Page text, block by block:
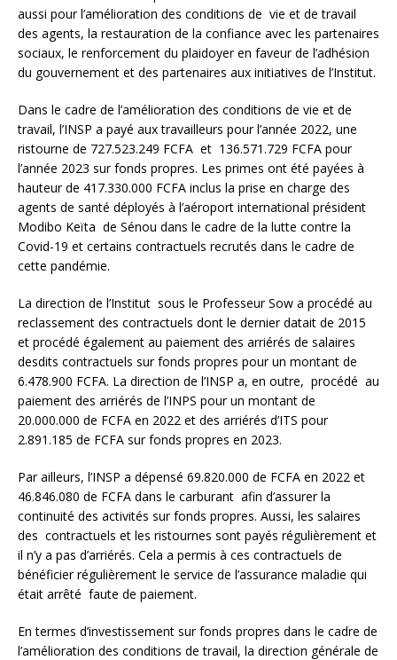
aussi pour l’amélioration des conditions de vie et de travail
des agents, la restauration de la confiance avec les partenaires
sociaux, le renforcement du plaidoyer en faveur de l’adhésion
du gouvernement et des partenaires aux initiatives de l’Institut.
Dans le cadre de l’amélioration des conditions de vie et de
travail, l’INSP a payé aux travailleurs pour l’année 2022, une
ristourne de 727.523.249 FCFA et 136.571.729 FCFA pour
l’année 2023 sur fonds propres. Les primes ont été payées à
hauteur de 417.330.000 FCFA inclus la prise en charge des
agents de santé déployés à l’aéroport international président
Modibo Keïta de Sénou dans le cadre de la lutte contre la
Covid-19 et certains contractuels recrutés dans le cadre de
cette pandémie.
La direction de l’Institut sous le Professeur Sow a procédé au
reclassement des contractuels dont le dernier datait de 2015
et procédé également au paiement des arriérés de salaires
desdits contractuels sur fonds propres pour un montant de
6.478.900 FCFA. La direction de l’INSP a, en outre, procédé au
paiement des arriérés de l’INPS pour un montant de
20.000.000 de FCFA en 2022 et des arriérés d’ITS pour
2.891.185 de FCFA sur fonds propres en 2023.
Par ailleurs, l’INSP a dépensé 69.820.000 de FCFA en 2022 et
46.846.080 de FCFA dans le carburant afin d’assurer la
continuité des activités sur fonds propres. Aussi, les salaires
des contractuels et les ristournes sont payés régulièrement et
il n’y a pas d’arriérés. Cela a permis à ces contractuels de
bénéficier régulièrement le service de l’assurance maladie qui
était arrêté faute de paiement.
En termes d’investissement sur fonds propres dans le cadre de
l’amélioration des conditions de travail, la direction générale de